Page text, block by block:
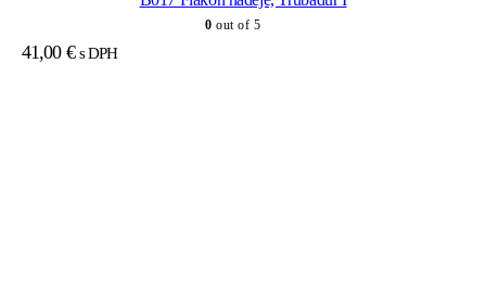
0 out of 5
41,00 € s DPH